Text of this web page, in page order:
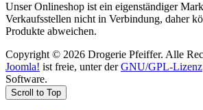
Unser Onlineshop ist ein eigenständiger
Verkaufsstellen nicht in Verbindung, daher
Produkte abweichen.
Copyright © 2026 Drogerie Pfeiffer. Alle
Joomla! ist freie, unter derGNU/GPL-Lizenz
Software.
Scroll to Top